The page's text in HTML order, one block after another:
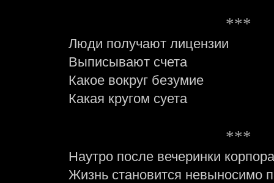
***
Люди получают лицензии
Выписывают счета
Какое вокруг безумие
Какая кругом суета
***
Наутро после вечеринки
Жизнь становится невыносимо